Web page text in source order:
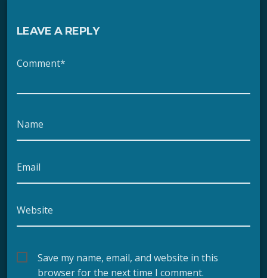
LEAVE A REPLY
Comment*
Name
Email
Website
Save my name, email, and website in this
browser for the next time I comment.